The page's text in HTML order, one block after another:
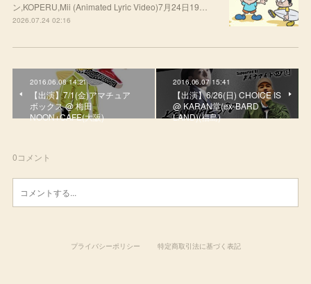
ン,KOPERU,Mii (Animated Lyric Video)7月24日19…
2026.07.24 02:16
2016.06.08 14:21
【出演】7/1(金)アマチュア
ボックス @ 梅田
NOON+CAFE(大阪)
2016.06.07 15:41
【出演】6/26(日) CHOICE IS
@ KARAN堂(ex-BARD
LAND)(福島)
0コメント
プライバシーポリシー 特定商取引法に基づく表記